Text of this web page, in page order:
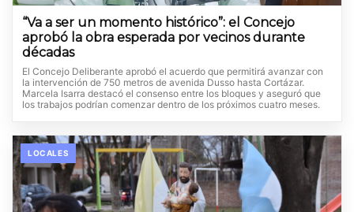
“Va a ser un momento histórico”: el Concejo
aprobó la obra esperada por vecinos durante
décadas
El Concejo Deliberante aprobó el acuerdo que permitirá avanzar con
la intervención de 750 metros de avenida Dusso hasta Cortázar.
Marcela Isarra destacó el consenso entre los bloques y aseguró que
los trabajos podrían comenzar dentro de los próximos cuatro meses.
LOCALES